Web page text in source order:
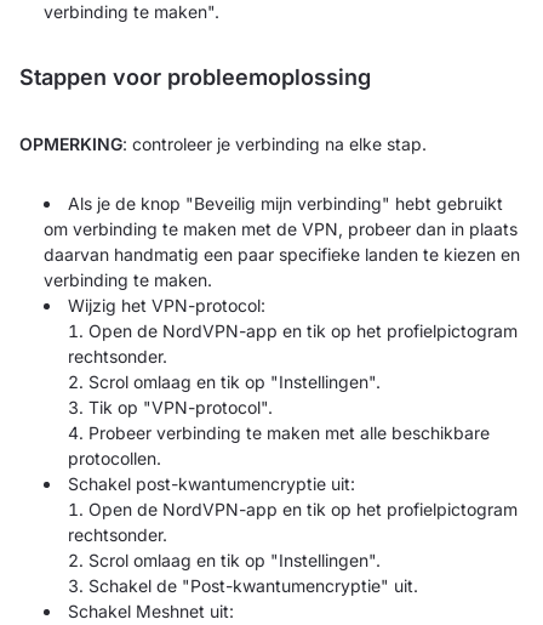
verbinding te maken".
Stappen voor probleemoplossing
OPMERKING: controleer je verbinding na elke stap.
Als je de knop "Beveilig mijn verbinding" hebt gebruikt
om verbinding te maken met de VPN, probeer dan in plaats
daarvan handmatig een paar specifieke landen te kiezen en
verbinding te maken.
Wijzig het VPN-protocol:
Open de NordVPN-app en tik op het profielpictogram
rechtsonder.
Scrol omlaag en tik op "Instellingen".
Tik op "VPN-protocol".
Probeer verbinding te maken met alle beschikbare
protocollen.
Schakel post-kwantumencryptie uit:
Open de NordVPN-app en tik op het profielpictogram
rechtsonder.
Scrol omlaag en tik op "Instellingen".
Schakel de "Post-kwantumencryptie" uit.
Schakel Meshnet uit: